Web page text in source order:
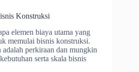
Konstruksi
elemen biaya utama yang
memulai bisnis konstruksi.
perkiraan dan mungkin
serta skala bisnis